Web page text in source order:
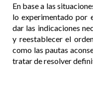
En base a las
lo experimentado por
dar las indicaciones
y reestablecer el
como las pautas
tratar de resolver